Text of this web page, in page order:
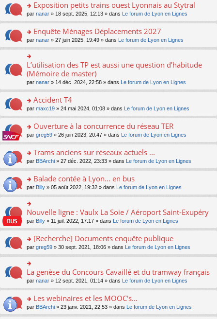
ult
er
le
m
e
s
g
e
n
o
lu
le
pl
u
s
e
nt
o
n
ult
er
le
m
s
a
e
n
o
lu
le
pl
u
s
e
nt
Exposition petits trains ouest Lyonnais au Stytral
par nanar » 18 sept. 2025, 12:13 » dans Le forum de Lyon en Lignes
o
n
s
ult
er
le
m
e
s
a
e
n
o
lu
le
pl
u
s
c
nt
Enquête Ménages Déplacements 2027
par nanar » 27 juin 2025, 19:49 » dans Le forum de Lyon en Lignes
n
s
ult
er
le
m
e
s
a
g
e
n
lu
le
pl
u
s
c
e
nt
L’utilisation des TP est aussi une question d’habitude
(Mémoire de master)
par nanar » 14 déc. 2024, 22:58 » dans Le forum de Lyon en Lignes
o
n
ult
er
le
m
e
a
g
e
n
o
lu
pl
u
s
ré
c
e
nt
Accident T4
par maxc19 » 24 mai 2024, 01:08 » dans Le forum de Lyon en Lignes
o
n
ult
er
le
m
e
s
g
e
n
o
lu
pl
u
s
ré
e
nt
Ouverture à la concurrence du réseau TER
par greg59 » 26 juin 2023, 20:47 » dans Le forum de Lyon en Lignes
o
n
ult
er
le
m
e
s
g
e
n
o
n
le
u
s
ré
Trams anciens sur réseaux actuels ...
par BBArchi » 27 déc. 2022, 23:33 » dans Le forum de Lyon en Lignes
o
n
s
ult
er
le
m
e
s
a
e
n
o
n
le
Balade contée à Lyon... en bus
par Billy » 05 août 2022, 19:32 » dans Le forum de Lyon en Lignes
o
n
er
le
m
e
s
a
g
e
n
o
Nouvelle ligne : Vaulx La Soie / Aéroport Saint-Exupéry
par Billy » 11 juil. 2022, 17:17 » dans Le forum de Lyon en Lignes
o
n
s
ult
er
le
m
e
s
[Recherche] Documents enquête publique
par greg59 » 30 sept. 2021, 18:06 » dans Le forum de Lyon en Lignes
n
er
le
m
La genèse du Concours Cavaillé et du tramway français
par nanar » 12 sept. 2021, 01:14 » dans Le forum de Lyon en Lignes
o
n
Les webinaires et les MOOC's...
par BBArchi » 23 janv. 2021, 22:53 » dans Le forum de Lyon en Lignes